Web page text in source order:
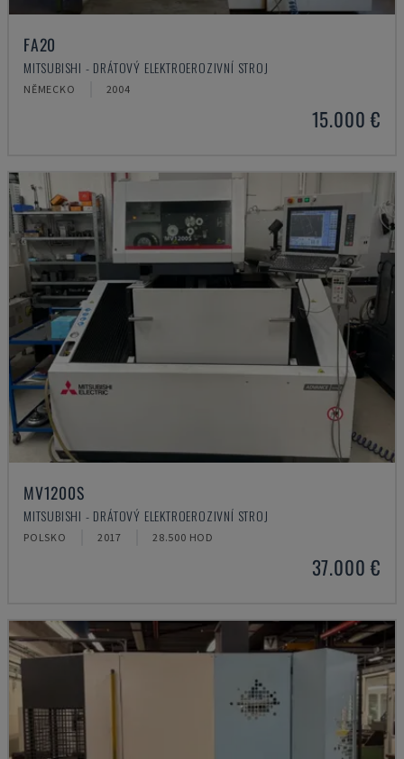
FA20
MITSUBISHI - DRÁTOVÝ ELEKTROEROZIVNÍ STROJ
NĚMECKO 2004
15.000 €
MV1200S
MITSUBISHI - DRÁTOVÝ ELEKTROEROZIVNÍ STROJ
POLSKO 2017 28.500 HOD
37.000 €